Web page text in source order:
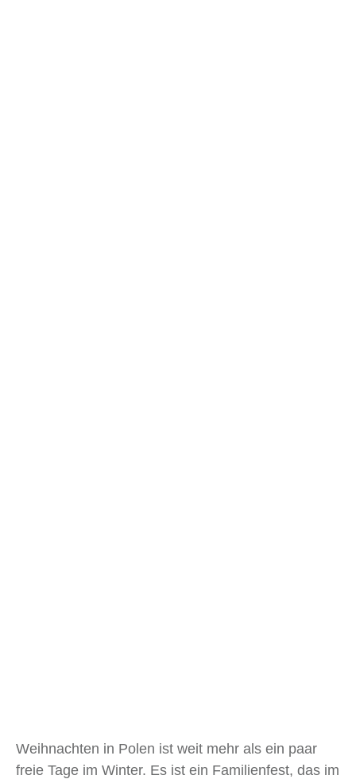
Weihnachten in Polen ist weit mehr als ein paar
freie Tage im Winter. Es ist ein Familienfest, das im